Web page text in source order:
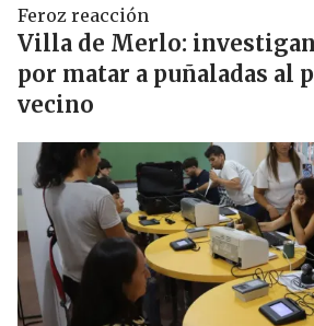
Feroz reacción
Villa de Merlo:
por matar a puñaladas al
vecino